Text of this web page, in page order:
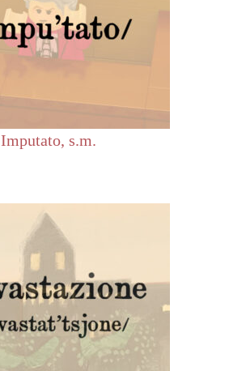
Imputato, s.m.